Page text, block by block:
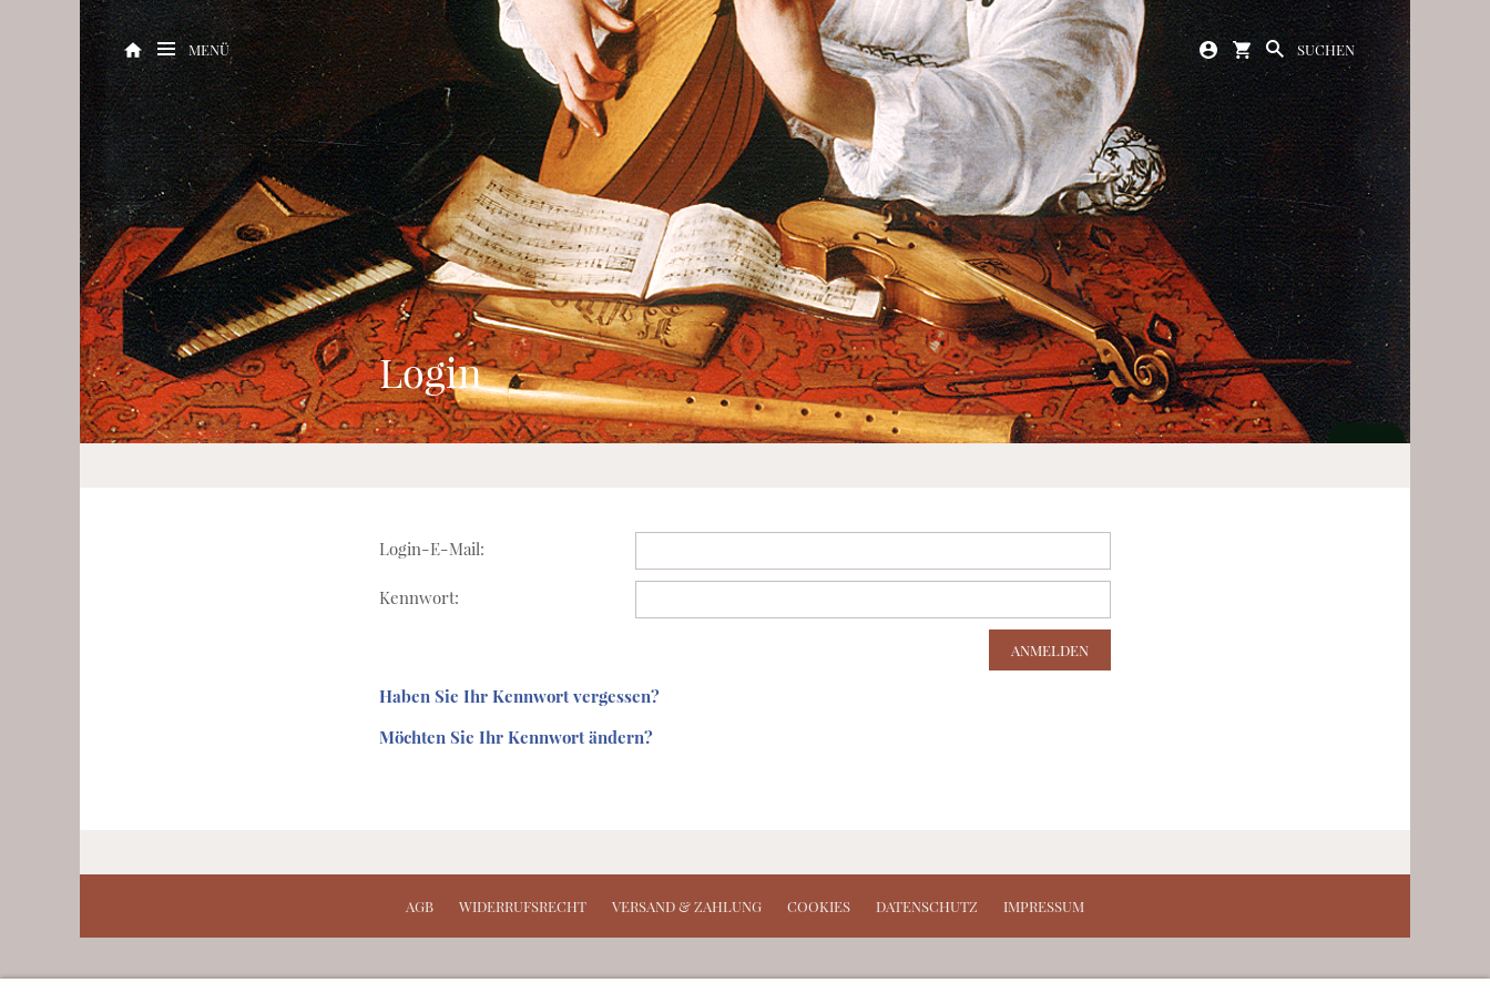
MENÜ SUCHEN
Login
Login-E-Mail:
Kennwort:
Haben Sie Ihr Kennwort vergessen?
Möchten Sie Ihr Kennwort ändern?
AGB WIDERRUFSRECHT VERSAND & ZAHLUNG COOKIES DATENSCHUTZ IMPRESSUM